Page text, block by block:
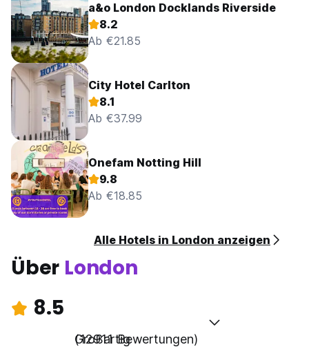
a&o London Docklands Riverside
8.2
Ab €21.85
City Hotel Carlton
8.1
Ab €37.99
Onefam Notting Hill
9.8
Ab €18.85
Alle Hotels in London anzeigen
Über London
8.5
Großartig
(12911 Bewertungen)